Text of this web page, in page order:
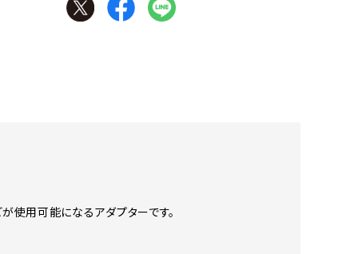
使用可能になるアダプターです。